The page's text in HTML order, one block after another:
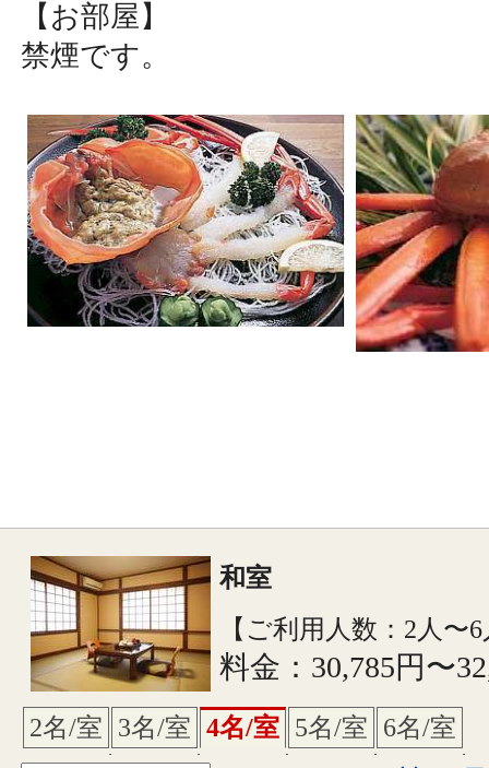
【お部屋】
​禁煙です。
和室
【ご利用人数：2人〜
料金：30,785円〜
2名/室 3名/室 4名/室 5名/室 6名/室